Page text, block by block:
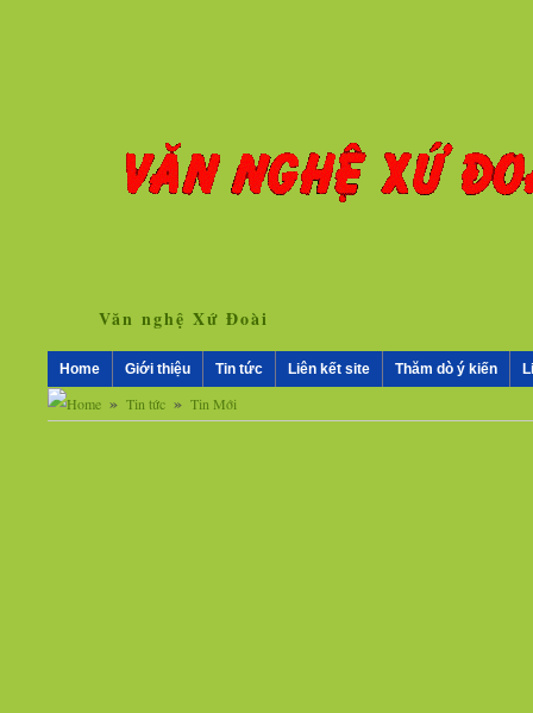
Văn nghệ Xứ Đoài
Home Giới thiệu Tin tức Liên kết site Thăm dò ý kiến
» Tin tức » Tin Mới